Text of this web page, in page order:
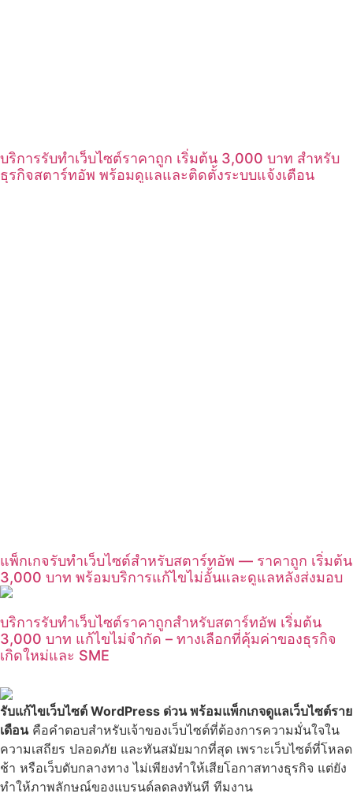
บริการรับทำเว็บไซต์ราคาถูก เริ่มต้น 3,000 บาท สำหรับ
ธุรกิจสตาร์ทอัพ พร้อมดูแลและติดตั้งระบบแจ้งเตือน
แพ็กเกจรับทำเว็บไซต์สำหรับสตาร์ทอัพ — ราคาถูก เริ่มต้น
3,000 บาท พร้อมบริการแก้ไขไม่อั้นและดูแลหลังส่งมอบ
บริการรับทำเว็บไซต์ราคาถูกสำหรับสตาร์ทอัพ เริ่มต้น
3,000 บาท แก้ไขไม่จำกัด – ทางเลือกที่คุ้มค่าของธุรกิจ
เกิดใหม่และ SME
รับแก้ไขเว็บไซต์ WordPress ด่วน พร้อมแพ็กเกจดูแลเว็บไซต์ราย
เดือนคือคำตอบสำหรับเจ้าของเว็บไซต์ที่ต้องการความมั่นใจใน
ความเสถียร ปลอดภัย และทันสมัยมากที่สุด เพราะเว็บไซต์ที่โหลด
ช้า หรือเว็บดับกลางทาง ไม่เพียงทำให้เสียโอกาสทางธุรกิจ แต่ยัง
ทำให้ภาพลักษณ์ของแบรนด์ลดลงทันที ทีมงาน